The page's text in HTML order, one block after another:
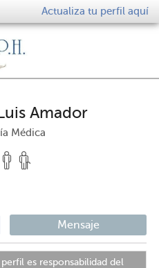
Actualiza tu perfil aquí
Amador
Médica
Mensaje
es responsabilidad del